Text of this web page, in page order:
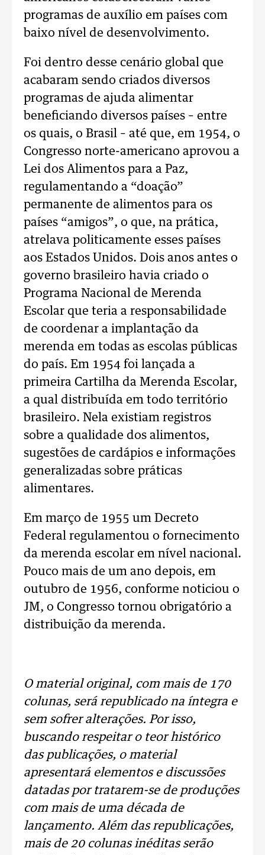
programas de auxílio em países com
baixo nível de desenvolvimento.
Foi dentro desse cenário global que
acabaram sendo criados diversos
programas de ajuda alimentar
beneficiando diversos países – entre
os quais, o Brasil – até que, em 1954, o
Congresso norte-americano aprovou a
Lei dos Alimentos para a Paz,
regulamentando a “doação”
permanente de alimentos para os
países “amigos”, o que, na prática,
atrelava politicamente esses países
aos Estados Unidos. Dois anos antes o
governo brasileiro havia criado o
Programa Nacional de Merenda
Escolar que teria a responsabilidade
de coordenar a implantação da
merenda em todas as escolas públicas
do país. Em 1954 foi lançada a
primeira Cartilha da Merenda Escolar,
a qual distribuída em todo território
brasileiro. Nela existiam registros
sobre a qualidade dos alimentos,
sugestões de cardápios e informações
generalizadas sobre práticas
alimentares.
Em março de 1955 um Decreto
Federal regulamentou o fornecimento
da merenda escolar em nível nacional.
Pouco mais de um ano depois, em
outubro de 1956, conforme noticiou o
JM, o Congresso tornou obrigatório a
distribuição da merenda.
O material original, com mais de 170
colunas, será republicado na íntegra e
sem sofrer alterações. Por isso,
buscando respeitar o teor histórico
das publicações, o material
apresentará elementos e discussões
datadas por tratarem-se de produções
com mais de uma década de
lançamento. Além das republicações,
mais de 20 colunas inéditas serão